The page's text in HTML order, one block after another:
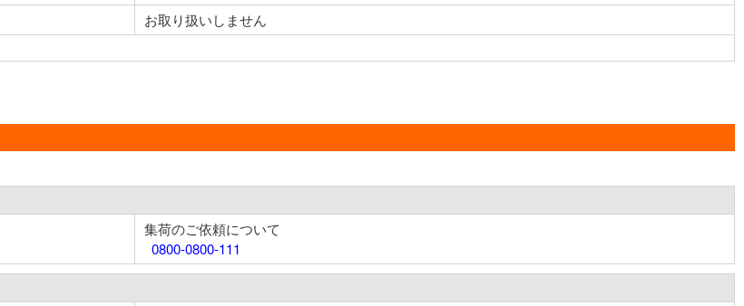
お取り扱いしません
集荷のご依頼について
0800-0800-111